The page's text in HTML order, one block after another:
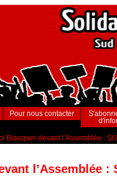
Pour nous contacter
Blanquer devant l’Assemblée :
l’Assemblée